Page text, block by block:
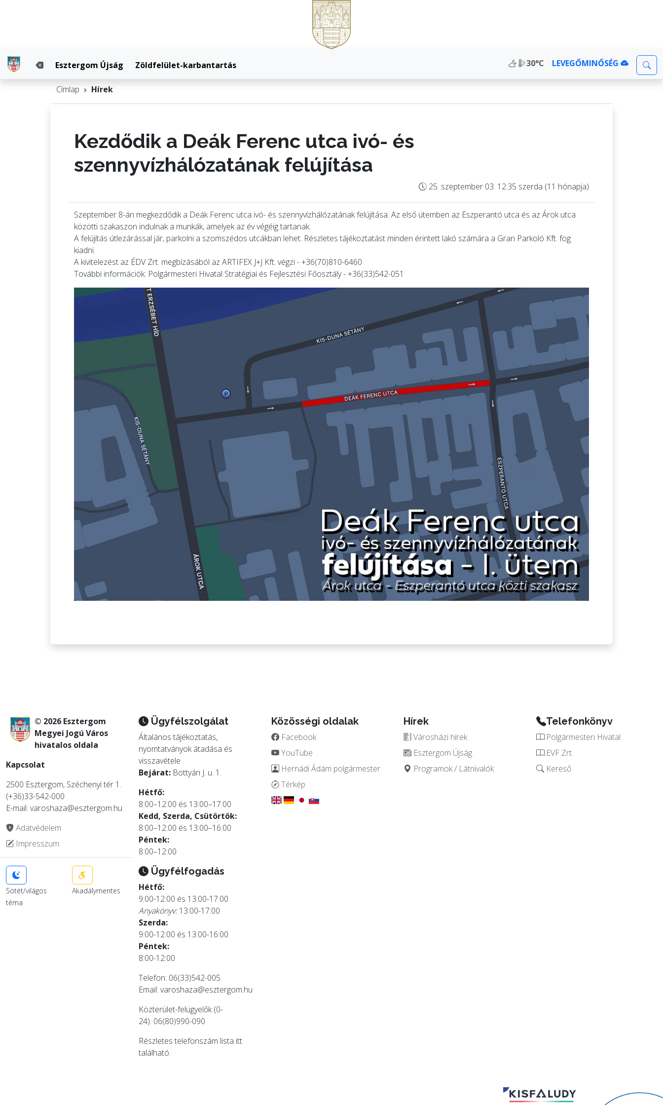
Esztergom Újság Zöldfelület-karbantartás 30°C LEVEGŐMINŐSÉG
Címlap Hírek
Kezdődik a Deák Ferenc utca ivó- és
szennyvízhálózatának felújítása
25. szeptember 03. 12:35 szerda (11 hónapja)
Szeptember 8-án megkezdődik a Deák Ferenc utca ivó- és szennyvízhálózatának felújítása. Az első ütemben az Eszperantó utca és az Árok utca
közötti szakaszon indulnak a munkák, amelyek az év végéig tartanak.
A felújítás útlezárással jár, parkolni a szomszédos utcákban lehet. Részletes tájékoztatást minden érintett lakó számára a Gran Parkoló Kft. fog
kiadni.
A kivitelezést az ÉDV Zrt. megbízásából az ARTIFEX J+J Kft. végzi - +36(70)810-6460
További információk: Polgármesteri Hivatal Stratégiai és Fejlesztési Főosztály - +36(33)542-051
© 2026 Esztergom
Megyei Jogú Város
hivatalos oldala
Kapcsolat
2500 Esztergom, Széchenyi tér 1.
(+36)33-542-000
E-mail: varoshaza@esztergom.hu
Adatvédelem
Impresszum
Sötét/világos
téma
Akadálymentes
Ügyfélszolgálat
Általános tájékoztatás,
nyomtatványok átadása és
visszavétele
Bejárat:Bottyán J. u. 1.
Hétfő:
8:00–12:00 és 13:00–17:00
Kedd, Szerda, Csütörtök:
8:00–12:00 és 13:00–16:00
Péntek:
8:00–12:00
Ügyfélfogadás
Hétfő:
9:00-12:00 és 13:00-17:00
Anyakönyv:13:00-17:00
Szerda:
9:00-12:00 és 13:00-16:00
Péntek:
8:00-12:00
Telefon: 06(33)542-005
Email: varoshaza@esztergom.hu
Közterület-felügyelők (0-
24): 06(80)990-090
Részletes telefonszám lista itt
található.
Közösségi oldalak
Facebook
YouTube
Hernádi Ádám polgármester
Térkép
Hírek
Városházi hírek
Esztergom Újság
Programok / Látnivalók
Telefonkönyv
Polgármesteri Hivatal
EVF Zrt.
Kereső